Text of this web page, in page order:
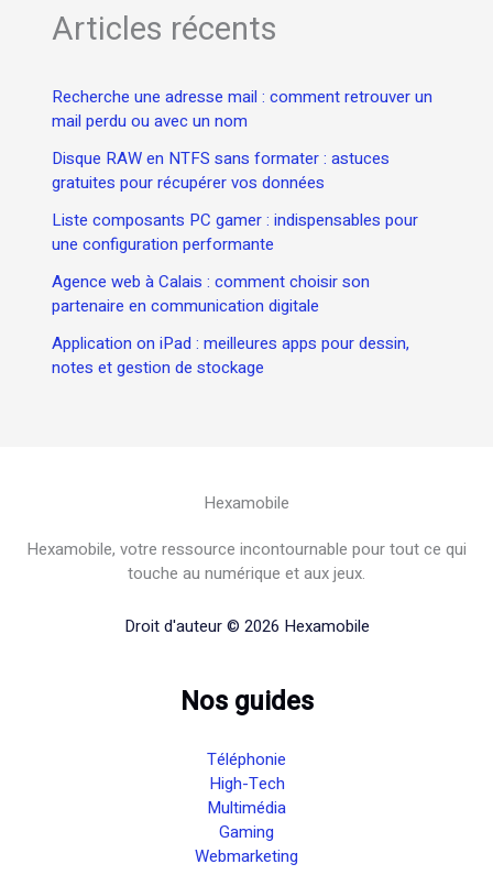
Articles récents
Recherche une adresse mail : comment retrouver un
mail perdu ou avec un nom
Disque RAW en NTFS sans formater : astuces
gratuites pour récupérer vos données
Liste composants PC gamer : indispensables pour
une configuration performante
Agence web à Calais : comment choisir son
partenaire en communication digitale
Application on iPad : meilleures apps pour dessin,
notes et gestion de stockage
Hexamobile
Hexamobile, votre ressource incontournable pour tout ce qui
touche au numérique et aux jeux.
Droit d'auteur © 2026 Hexamobile
Nos guides
Téléphonie
High-Tech
Multimédia
Gaming
Webmarketing